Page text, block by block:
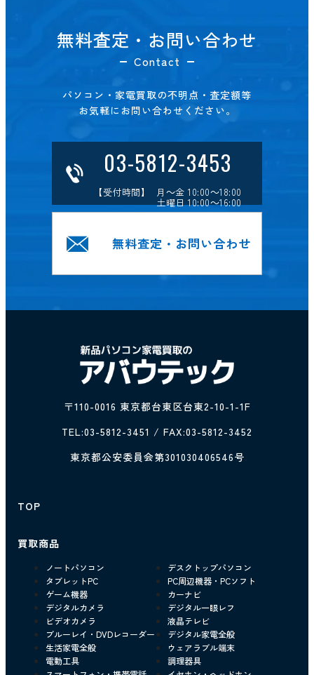
無料査定・お問い合わせ
Contact
パソコン・家電買取の不明点・査定額等
お気軽にお問い合わせください。
03-5812-3453
【受付時間】 月～金 10:00～18:00
土曜日 10:00～16:00
無料査定・お問い合わせ
〒110-0016 東京都台東区台東2-10-1-1F
TEL:03-5812-3451 / FAX:03-5812-3452
東京都公安委員会第301030406546号
TOP
買取商品
ノートパソコン
デスクトップパソコン
タブレットPC
PC周辺機器・PCソフト
ゲーム機器
カーナビ
デジタルカメラ
デジタル一眼レフ
ビデオカメラ
液晶テレビ
ブルーレイ・DVDレコーダー
デジタル家電全般
生活家電全般
ウェアラブル端末
電動工具
調理器具